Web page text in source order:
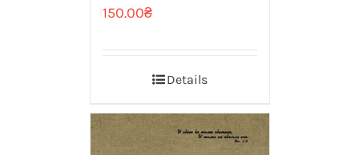
150.00₴
Details